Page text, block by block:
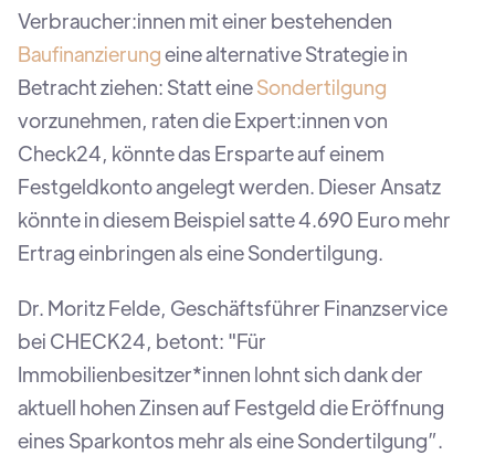
Verbraucher:innen mit einer bestehenden
Baufinanzierungeine alternative Strategie in
Betracht ziehen: Statt eineSondertilgung
vorzunehmen, raten die Expert:innen von
Check24, könnte das Ersparte auf einem
Festgeldkonto angelegt werden. Dieser Ansatz
könnte in diesem Beispiel satte 4.690 Euro mehr
Ertrag einbringen als eine Sondertilgung.
Dr. Moritz Felde, Geschäftsführer Finanzservice
bei CHECK24, betont: "Für
Immobilienbesitzer*innen lohnt sich dank der
aktuell hohen Zinsen auf Festgeld die Eröffnung
eines Sparkontos mehr als eine Sondertilgung”.